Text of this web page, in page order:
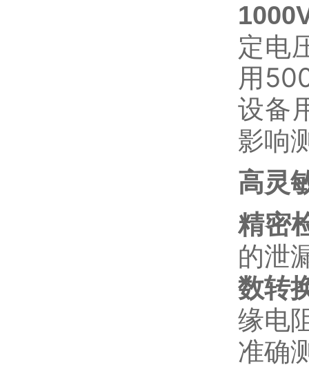
定电
用
设备
影响
高灵
精密
的泄
数转
缘电
准确